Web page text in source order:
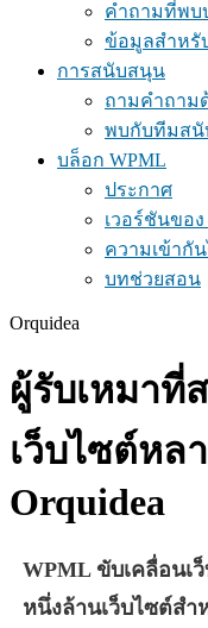
คำถามที่พบ
ข้อมูลสำห
การสนับสนุน
ถามคำถาม
พบกับทีมสนั
บล็อก WPML
ประกาศ
เวอร์ชันของ
ความเข้ากั
บทช่วยสอน
Orquidea
ผู้รับเหมาที่
เว็บไซต์หล
Orquidea
WPML ขับเคลื่อนเ
หนึ่งล้านเว็บไซต์สำ